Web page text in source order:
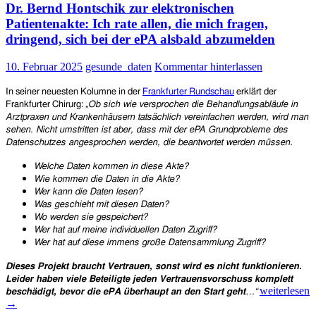
Organisationen
warnen
vor
der
Biogeografischen
Dr. Bernd Hontschik zur elektronischen
Patientenakte: Ich rate allen, die mich fragen,
dringend, sich bei der ePA alsbald abzumelden
10. Februar 2025 gesunde_daten Kommentar hinterlassen
In seiner neuesten Kolumne in der Frankfurter Rundschau erklärt der
Frankfurter Chirurg: „Ob sich wie versprochen die Behandlungsabläufe in
Arztpraxen und Krankenhäusern tatsächlich vereinfachen werden, wird man
sehen. Nicht umstritten ist aber, dass mit der ePA Grundprobleme des
Datenschutzes angesprochen werden, die beantwortet werden müssen.
Welche Daten kommen in diese Akte?
Wie kommen die Daten in die Akte?
Wer kann die Daten lesen?
Was geschieht mit diesen Daten?
Wo werden sie gespeichert?
Wer hat auf meine individuellen Daten Zugriff?
Wer hat auf diese immens große Datensammlung Zugriff?
Dieses Projekt braucht Vertrauen, sonst wird es nicht funktionieren.
Leider haben viele Beteiligte jeden Vertrauensvorschuss komplett
beschädigt, bevor die ePA überhaupt an den Start geht…“ Dr.
weiterlesen
→